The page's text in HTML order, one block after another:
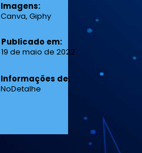
Imagens:
Canva, Giphy
Publicado em:
19 de maio de 2022
Informações de:
NoDetalhe